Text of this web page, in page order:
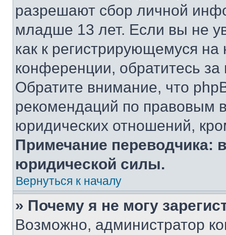
разрешают сбор личной
младше 13 лет. Если вы не
как к регистрирующемуся
конференции, обратитесь
Обратите внимание, что
рекомендаций по правовым
юридических отношений,
Примечание переводчика:
юридической силы.
Вернуться к началу
» Почему я не могу
Возможно, администратор